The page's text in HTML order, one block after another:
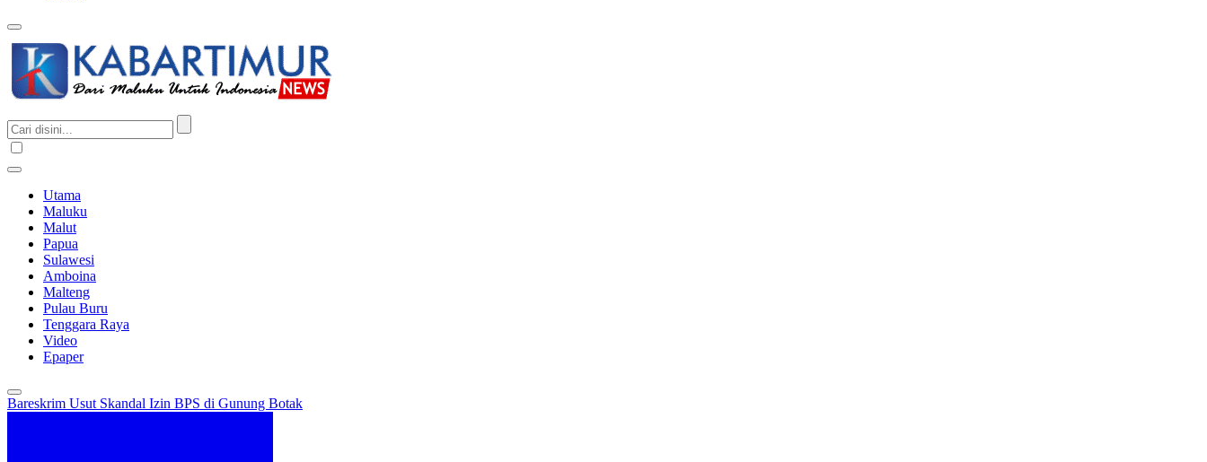
Utama
Maluku
Malut
Papua
Sulawesi
Amboina
Malteng
Pulau Buru
Tenggara Raya
Video
Epaper
Bareskrim Usut Skandal Izin BPS di Gunung Botak